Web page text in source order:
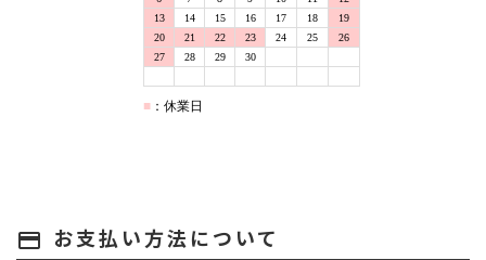
payment お支払い方法について